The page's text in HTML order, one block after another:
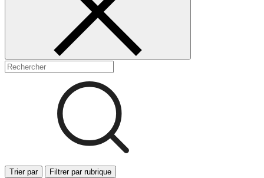
Trier par Filtrer par rubrique